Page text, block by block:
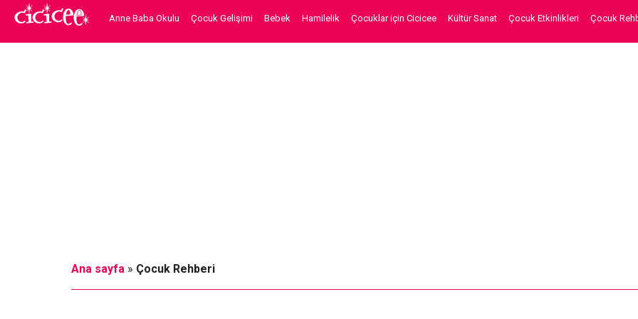
Anne Baba Okulu Çocuk Gelişimi Bebek Hamilelik Çocuklar için Cicicee Kültür Sanat Çocuk Etkinlikleri Çocuk
Ana sayfa » Çocuk Rehberi